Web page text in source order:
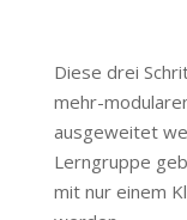
Diese drei
mehr-
ausgeweitet
Lerngruppe
mit nur einem